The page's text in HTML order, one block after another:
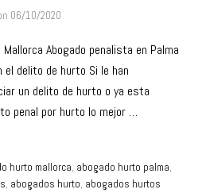
06/10/2020
Abogado penalista en Palma
delito de hurto Si le han
un delito de hurto o ya esta
penal por hurto lo mejor …
hurto mallorca, abogado hurto palma,
, abogados hurto, abogados hurtos